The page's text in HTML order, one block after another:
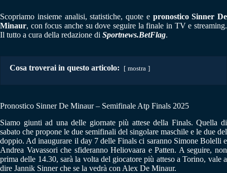
Scopriamo insieme analisi, statistiche, quote e pronostico Sinner De
Minaur, con focus anche su dove seguire la finale in TV e streaming.
Il tutto a cura della redazione di Sportnews.BetFlag.
Cosa troverai in questo articolo: mostra
Pronostico Sinner De Minaur – Semifinale Atp Finals 2025
Siamo giunti ad una delle giornate più attese della Finals. Quella di
sabato che propone le due semifinali del singolare maschile e le due del
doppio. Ad inaugurare il day 7 delle Finals ci saranno Simone Bolelli e
Andrea Vavassori che sfideranno Heliovaara e Patten. A seguire, non
prima delle 14.30, sarà la volta del giocatore più atteso a Torino, vale a
dire Jannik Sinner che se la vedrà con Alex De Minaur.